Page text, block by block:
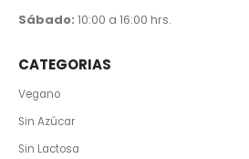
Sábado: 10:00 a 16:00 hrs.
CATEGORIAS
Vegano
Sin Azúcar
Sin Lactosa